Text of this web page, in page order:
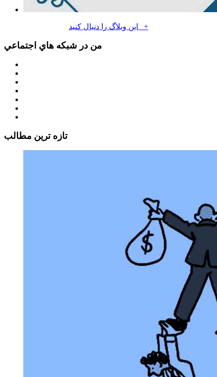
+
من در شبكه هاي اجتماعي
تازه ترين مطالب